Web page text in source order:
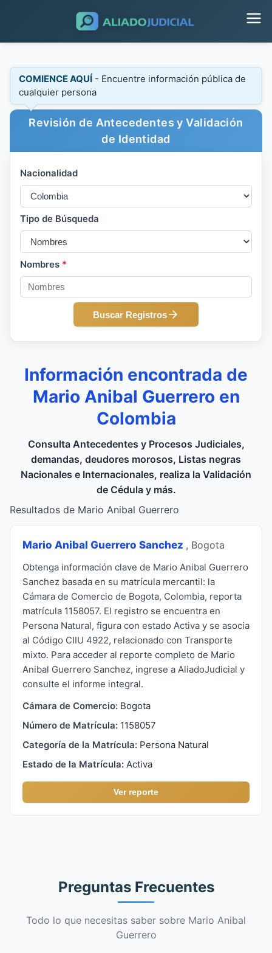
COMIENCE AQUÍ - Encuentre información pública de
cualquier persona
Revisión de Antecedentes y Validación
de Identidad
Nacionalidad
Tipo de Búsqueda
Nombres *
Buscar Registros
Información encontrada de
Mario Anibal Guerrero en
Colombia
Consulta Antecedentes y Procesos Judiciales,
demandas, deudores morosos, Listas negras
Nacionales e Internacionales, realiza la Validación
de Cédula y más.
Resultados de Mario Anibal Guerrero
Mario Anibal Guerrero Sanchez , Bogota
Obtenga información clave de Mario Anibal Guerrero
Sanchez basada en su matrícula mercantil: la
Cámara de Comercio de Bogota, Colombia, reporta
matrícula 1158057. El registro se encuentra en
Persona Natural, figura con estado Activa y se asocia
al Código CIIU 4922, relacionado con Transporte
mixto. Para acceder al reporte completo de Mario
Anibal Guerrero Sanchez, ingrese a AliadoJudicial y
consulte el informe integral.
Cámara de Comercio: Bogota
Número de Matrícula: 1158057
Categoría de la Matrícula: Persona Natural
Estado de la Matrícula: Activa
Ver reporte
Preguntas Frecuentes
Todo lo que necesitas saber sobre Mario Anibal
Guerrero